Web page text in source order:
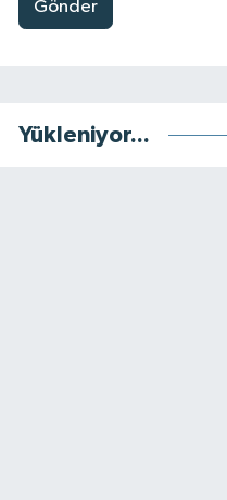
Gönder
Yükleniyor...